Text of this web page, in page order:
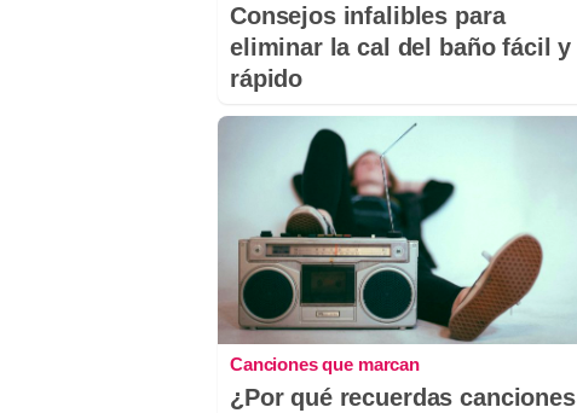
Consejos infalibles para
eliminar la cal del baño fácil y
rápido
Canciones que marcan
¿Por qué recuerdas canciones